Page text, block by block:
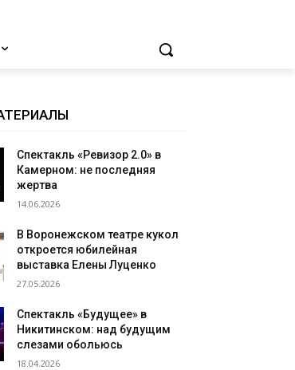
Спектакль «Ревизор 2.0» в
Камерном: не последняя
жертва
14.06.2026
В Воронежском театре кукол
откроется юбилейная
выставка Елены Луценко
27.05.2026
Спектакль «Будущее» в
Никитинском: над будущим
слезами обольюсь
18.04.2026